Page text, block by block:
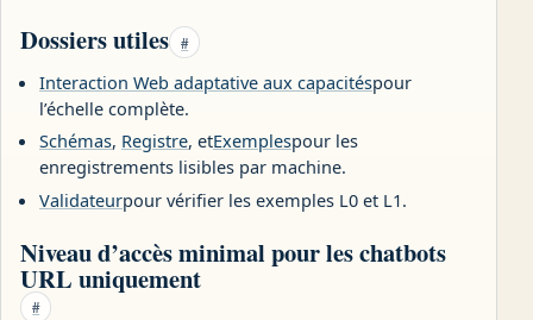
Dossiers utiles #
Interaction Web adaptative aux capacitéspour
l’échelle complète.
Schémas, Registre, etExemplespour les
enregistrements lisibles par machine.
Validateurpour vérifier les exemples L0 et L1.
Niveau d’accès minimal pour les chatbots
URL uniquement
#